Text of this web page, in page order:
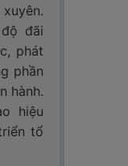
đãi
phát
phần
hành.
hiệu
tổ